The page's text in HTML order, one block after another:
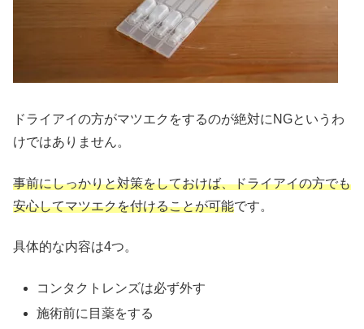
ドライアイの方がマツエクをするのが絶対にNGというわ
けではありません。
事前にしっかりと対策をしておけば、ドライアイの方でも
安心してマツエクを付けることが可能です。
具体的な内容は4つ。
コンタクトレンズは必ず外す
施術前に目薬をする